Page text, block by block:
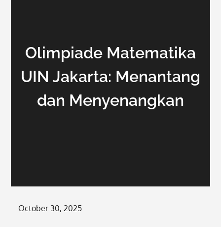
Olimpiade Matematika
UIN Jakarta: Menantang
dan Menyenangkan
Posted
October 30, 2025